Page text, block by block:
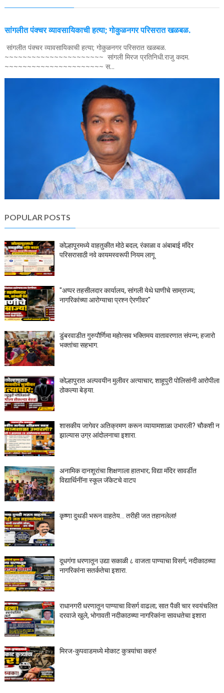
सांगलीत पंक्चर व्यावसायिकाची हत्या; गोकुळनगर परिसरात खळबळ.
सांगलीत पंक्चर व्यावसायिकाची हत्या; गोकुळनगर परिसरात खळबळ.
~~~~~~~~~~~~~~~~~~~~~~ सांगली मिरज प्रतिनिधी.राजु कदम.
~~~~~~~~~~~~~~~~~~~~~~ स...
POPULAR POSTS
कोल्हापूरमध्ये वाहतुकीत मोठे बदल; रंकाळा व अंबाबाई मंदिर
परिसरासाठी नवे कायमस्वरूपी नियम लागू
"अप्पर तहसीलदार कार्यालय, सांगली येथे घाणीचे साम्राज्य;
नागरिकांच्या आरोग्याचा प्रश्न ऐरणीवर"
डुंबरवाडीत गुरुपौर्णिमा महोत्सव भक्तिमय वातावरणात संपन्न; हजारो
भक्तांचा सहभाग.
कोल्हापुरात अल्पवयीन मुलीवर अत्याचार; शाहूपुरी पोलिसांनी आरोपीला
ठोकल्या बेड्या.
शासकीय जागेवर अतिक्रमण करून व्यायामशाळा उभारली? चौकशी न
झाल्यास उग्र आंदोलनाचा इशारा.
अनामिक दानशूरांचा शिक्षणाला हातभार; विद्या मंदिर सावर्डीत
विद्यार्थिनींना स्कूल जॅकेटचे वाटप
कृष्णा दुथडी भरून वाहतेय... तरीही जत तहानलेला!
दूधगंगा धरणातून उद्या सकाळी ८ वाजता पाण्याचा विसर्ग; नदीकाठच्या
नागरिकांना सतर्कतेचा इशारा.
राधानगरी धरणातून पाण्याचा विसर्ग वाढला; सात पैकी चार स्वयंचलित
दरवाजे खुले, भोगावती नदीकाठच्या नागरिकांना सावधतेचा इशारा
मिरज-कुपवाडमध्ये मोकाट कुत्र्यांचा कहर!